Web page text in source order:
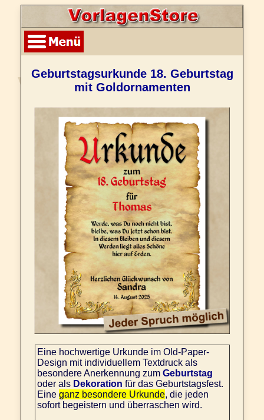
Geburtstagsurkunde 18. Geburtstag
mit Goldornamenten
Eine hochwertige Urkunde im Old-Paper-
Design mit individuellem Textdruck als
besondere Anerkennung zum Geburtstag
oder als Dekoration für das Geburtstagsfest.
Eine ganz besondere Urkunde, die jeden
sofort begeistern und überraschen wird.